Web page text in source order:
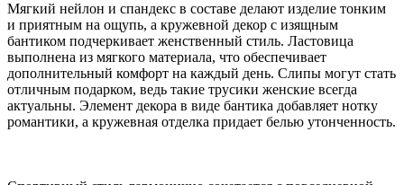
Мягкий нейлон и спандекс в составе делают изделие тонким
и приятным на ощупь, а кружевной декор с изящным
бантиком подчеркивает женственный стиль. Ластовица
выполнена из мягкого материала, что обеспечивает
дополнительный комфорт на каждый день. Слипы могут стать
отличным подарком, ведь такие трусики женские всегда
актуальны. Элемент декора в виде бантика добавляет нотку
романтики, а кружевная отделка придает белью утонченность.